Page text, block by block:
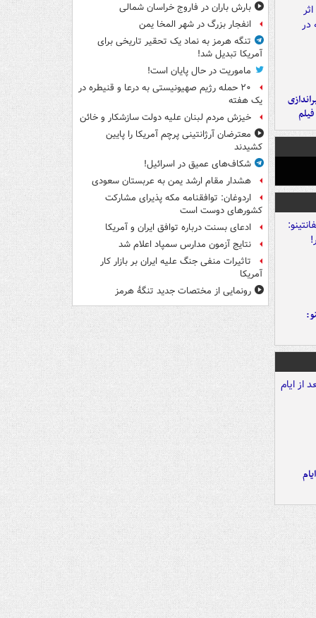
بارش باران در فاروج خراسان شمالی
انفجار بزرگ در شهر المخا یمن
تنگه هرمز به نماد یک تحقیر تاریخی برای
آمریکا تبدیل شد!
ماموریت در حال پایان است!
۲۰ حمله رژیم صهیونیستی به درعا و قنیطره در
یک هفته
خیزش مردم لبنان علیه دولت سازشکار و خائن
معترضان آرژانتینی پرچم آمریکا را پایین
کشیدند
شکاف‌های عمیق در اسرائیل!
هشدار مقام ارشد یمن به عربستان سعودی
اردوغان: توافقنامه مکه پذیرای مشارکت
کشورهای دوست است
ادعای بسنت درباره توافق ایران و آمریکا
نتایج آزمون مدارس سمپاد اعلام شد
تاثیرات منفی جنگ علیه ایران بر بازار کار
آمریکا
رونمایی از مختصات جدید تنگۀ هرمز